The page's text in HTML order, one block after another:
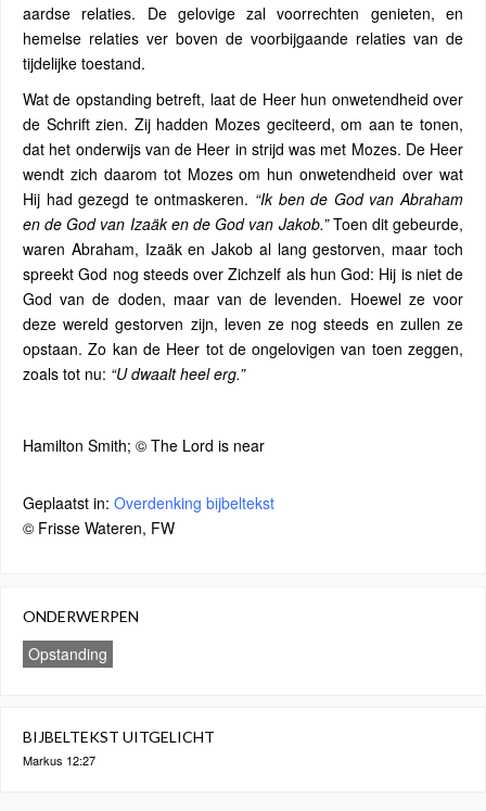
aardse relaties. De gelovige zal voorrechten genieten, en
hemelse relaties ver boven de voorbijgaande relaties van de
tijdelijke toestand.
Wat de opstanding betreft, laat de Heer hun onwetendheid over
de Schrift zien. Zij hadden Mozes geciteerd, om aan te tonen,
dat het onderwijs van de Heer in strijd was met Mozes. De Heer
wendt zich daarom tot Mozes om hun onwetendheid over wat
Hij had gezegd te ontmaskeren. “Ik ben de God van Abraham
en de God van Izaäk en de God van Jakob.”Toen dit gebeurde,
waren Abraham, Izaäk en Jakob al lang gestorven, maar toch
spreekt God nog steeds over Zichzelf als hun God: Hij is niet de
God van de doden, maar van de levenden. Hoewel ze voor
deze wereld gestorven zijn, leven ze nog steeds en zullen ze
opstaan. Zo kan de Heer tot de ongelovigen van toen zeggen,
zoals tot nu: “U dwaalt heel erg.”
Hamilton Smith; © The Lord is near
Geplaatst in: Overdenking bijbeltekst
© Frisse Wateren, FW
ONDERWERPEN
Opstanding
BIJBELTEKST UITGELICHT
Markus 12:27